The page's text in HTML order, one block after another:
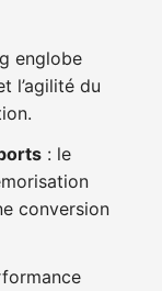
englobe
l’agilité du
: le
conversion